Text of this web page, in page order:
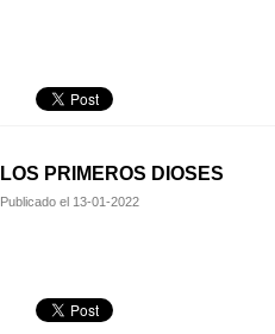
LOS PRIMEROS DIOSES
Publicado el 13-01-2022